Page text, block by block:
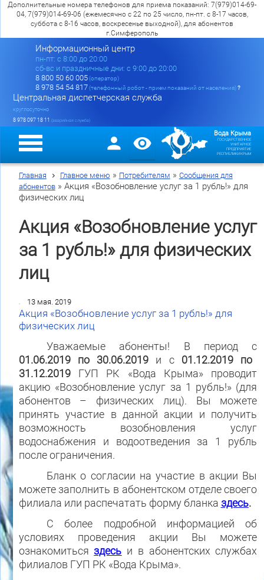
Дополнительные номера телефонов для приема показаний: 7(979)014-69-
04, 7(979)014-69-06 (ежемесячно с 22 по 25 число, пн-пт. с 8-17 часов,
суббота с 8-16 часов, воскресенье выходной), для абонентов
г.Симферополь
Информационный центр
пн-пт: c 8:00 до 20:00
сб-вс и праздничные дни: с 9:00 до 20:00
8 800 50 60 005(оператор)
8 978 54 54 817(телефонный робот - прием показаний от населения)?
Центральная диспетчерская служба
круглосуточно
8 978 097 18 11 (аварийная служба)
Вода Крыма
ГОСУДАРСТВЕННОЕ
УНИТАРНОЕ
ПРЕДПРИЯТИЕ
РЕСПУБЛИКИ КРЫМ
Главная Главное меню » Потребителям » Сообщения для
абонентов» Акция «Возобновление услуг за 1 рубль!» для
физических лиц
Акция «Возобновление услуг
за 1 рубль!» для физических
лиц
13 мая. 2019
Акция «Возобновление услуг за 1 рубль!» для
физических лиц
Уважаемые абоненты! В период с
01.06.2019
по 30.06.2019 и с 01.12.2019
по
31.12.2019ГУП РК «Вода Крыма» проводит
акцию «Возобновление услуг за 1 рубль!» (для
абонентов – физических лиц). Вы можете
принять участие в данной акции и получить
возможность возобновления услуг
водоснабжения и водоотведения за 1 рубль
после ограничения.
Бланк о согласии на участие в акции Вы
можете заполнить в абонентском отделе своего
филиала или распечатать форму бланка здесь.
С более подробной информацией об
условиях проведения акции Вы можете
ознакомиться здесь и в абонентских службах
филиалов ГУП РК «Вода Крыма».